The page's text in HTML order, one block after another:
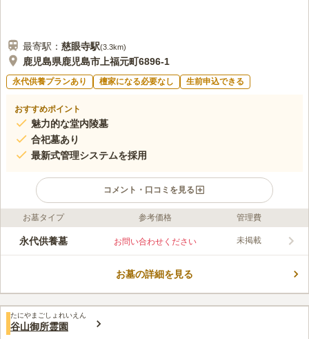
最寄駅： 慈眼寺駅(3.3km)
鹿児島県鹿児島市上福元町6896-1
永代供養プランあり 檀家になる必要なし 生前申込できる
おすすめポイント
魅力的な堂内陵墓
合祀墓あり
最新式管理システムを採用
コメント・口コミを見る
ライフドット編集部のコメント
納骨堂ではありますが、遺骨を収蔵するための厨子が重厚な墓石
は冷暖房を完備しており、天候に左右されることなく快適な空間
す。
口コミ評価
この霊園はまだ誰からも評価されていません。
お墓タイプ 参考価格 管理費
永代供養墓 お問い合わせください 未掲載
お墓の詳細を見る
たにやまごしょれいえん
谷山御所霊園